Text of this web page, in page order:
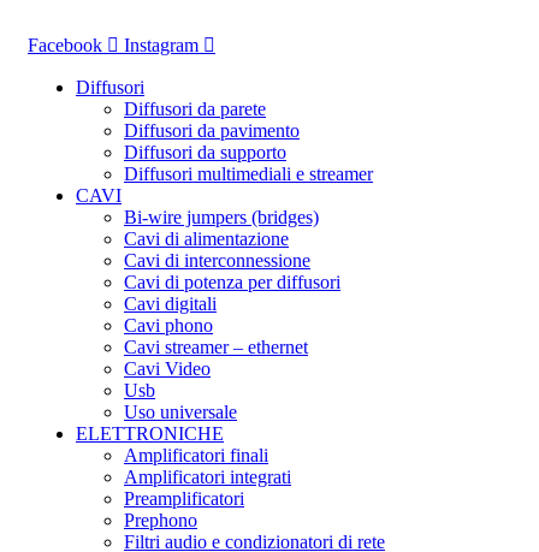
Facebook Instagram
Diffusori
Diffusori da parete
Diffusori da pavimento
Diffusori da supporto
Diffusori multimediali e streamer
CAVI
Bi-wire jumpers (bridges)
Cavi di alimentazione
Cavi di interconnessione
Cavi di potenza per diffusori
Cavi digitali
Cavi phono
Cavi streamer – ethernet
Cavi Video
Usb
Uso universale
ELETTRONICHE
Amplificatori finali
Amplificatori integrati
Preamplificatori
Prephono
Filtri audio e condizionatori di rete